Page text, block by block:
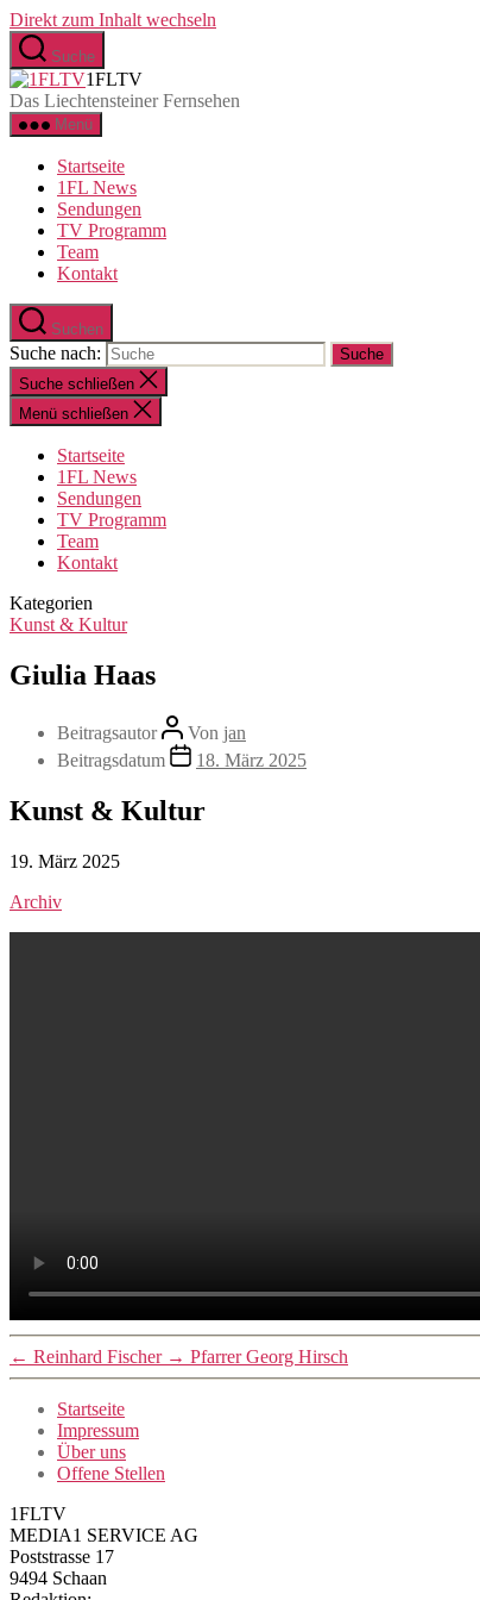
Direkt zum Inhalt wechseln
Suche
1FLTV
Das Liechtensteiner Fernsehen
Menü
Startseite
1FL News
Sendungen
TV Programm
Team
Kontakt
Suchen
Suche nach:
Suche schließen
Menü schließen
Startseite
1FL News
Sendungen
TV Programm
Team
Kontakt
Kategorien
Kunst & Kultur
Giulia Haas
Beitragsautor Von jan
Beitragsdatum
18. März 2025
Kunst & Kultur
19. März 2025
Archiv
← Reinhard Fischer → Pfarrer Georg Hirsch
Startseite
Impressum
Über uns
Offene Stellen
1FLTV
MEDIA1 SERVICE AG
Poststrasse 17
9494 Schaan